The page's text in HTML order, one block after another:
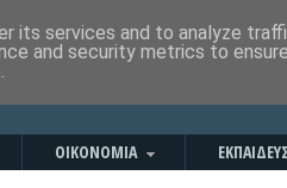
ΟΙΚΟΝΟΜΙΑ
its services and to analyze
and security metrics to